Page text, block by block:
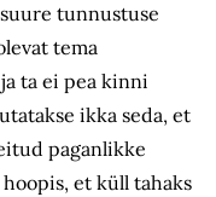
tunnustuse
tema
ta ei pea kinni
ikka seda, et
paganlikke
et küll tahaks